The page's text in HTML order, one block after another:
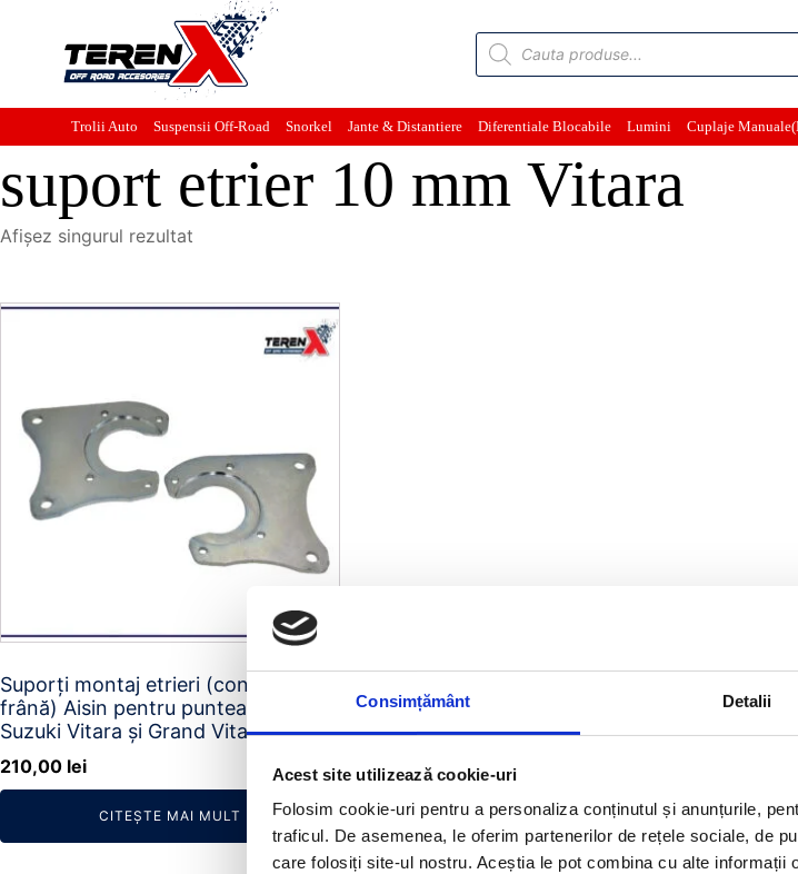
Consimțământ Detalii
Acest site utilizează cookie-uri
Folosim cookie-uri pentru a personaliza conținutul și anunțurile,
traficul. De asemenea, le oferim partenerilor de rețele sociale, de
care folosiți site-ul nostru. Aceștia le pot combina cu alte
Products
search
Trolii Auto Suspensii Off-Road Snorkel Jante & Distantiere Diferentiale Blocabile Lumini Cuplaje
suport etrier 10 mm Vitara
Afișez singurul rezultat
Suporți montaj etrieri (conversie
frână) Aisin pentru puntea spate
Suzuki Vitara și Grand Vitara
210,00 lei
CITEȘTE MAI MULT